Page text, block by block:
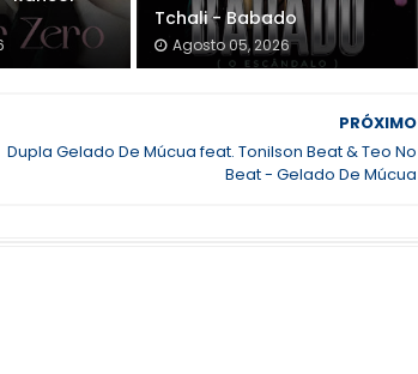
Tchali - Babado
Agosto 05, 2026
PRÓXIMO
Dupla Gelado De Múcua feat. Tonilson Beat & Teo No
Beat - Gelado De Múcua